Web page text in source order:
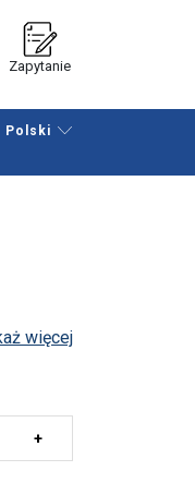
Zapytanie
Polski
więcej